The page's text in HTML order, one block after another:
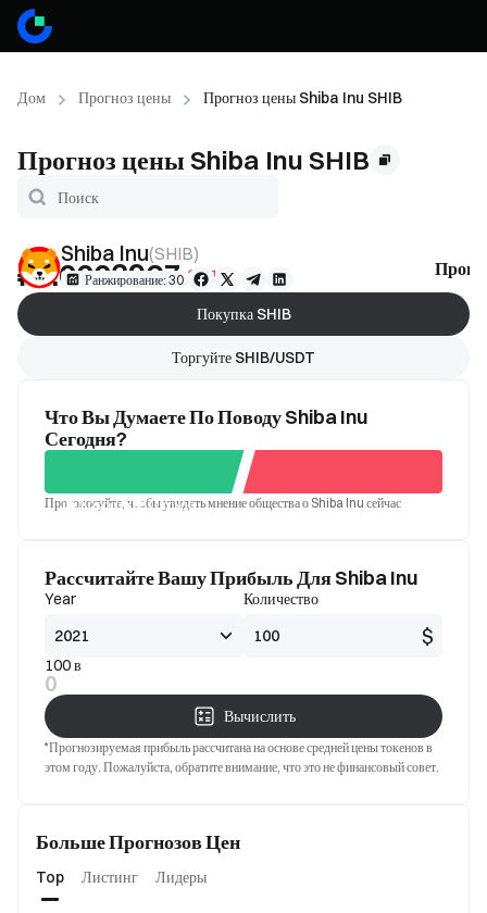
Дом Прогноз цены Прогноз цены Shiba Inu SHIB
Прогноз цены Shiba Inu SHIB
Shiba Inu(SHIB)
Ранжирование: 30
₽0.0003967-2.71%
Покупка SHIB
Торгуйте SHIB/USDT
Что Вы Думаете По Поводу Shiba Inu
Сегодня?
Хорошо Плохой
Проголосуйте, чтобы увидеть мнение общества о Shiba Inu сейчас
Рассчитайте Вашу Прибыль Для Shiba Inu
Year Количество
$
100 в
0
Вычислить
*Прогнозируемая прибыль рассчитана на основе средней цены токенов в
этом году. Пожалуйста, обратите внимание, что это не финансовый совет.
Больше Прогнозов Цен
Top Листинг Лидеры